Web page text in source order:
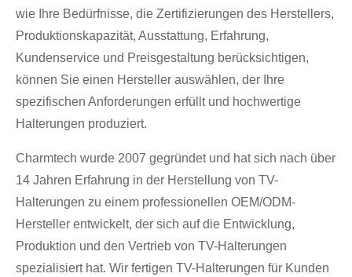
wie Ihre Bedürfnisse, die Zertifizierungen des Herstellers,
Produktionskapazität, Ausstattung, Erfahrung,
Kundenservice und Preisgestaltung berücksichtigen,
können Sie einen Hersteller auswählen, der Ihre
spezifischen Anforderungen erfüllt und hochwertige
Halterungen produziert.
Charmtech wurde 2007 gegründet und hat sich nach über
14 Jahren Erfahrung in der Herstellung von TV-
Halterungen zu einem professionellen OEM/ODM-
Hersteller entwickelt, der sich auf die Entwicklung,
Produktion und den Vertrieb von TV-Halterungen
spezialisiert hat. Wir fertigen TV-Halterungen für Kunden